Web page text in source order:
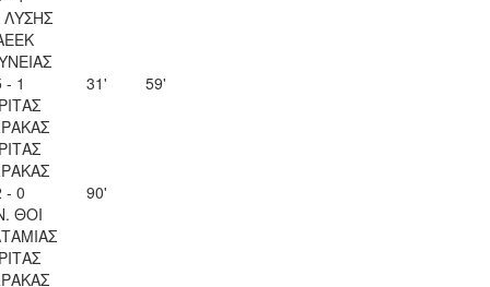
ΛΥΣΗΣ
- 1
31' 59'
- 0
ΘΟΙ
90'